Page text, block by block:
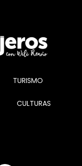
TURISMO
CULTURAS